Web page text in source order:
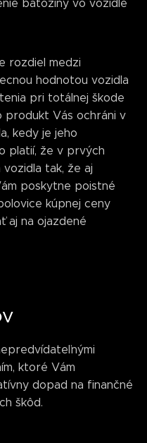
batoziny vo vozidle
rozdiel medzi
hodnotou vozidla
pri totálnej škode
produkt Vás ochráni v
kedy je jeho
platií, že v prvých
tak, že aj
poskytne poistné
kúpnej ceny
aj na ojazdené
ktoré Vám
dopad na finančné
škôd.